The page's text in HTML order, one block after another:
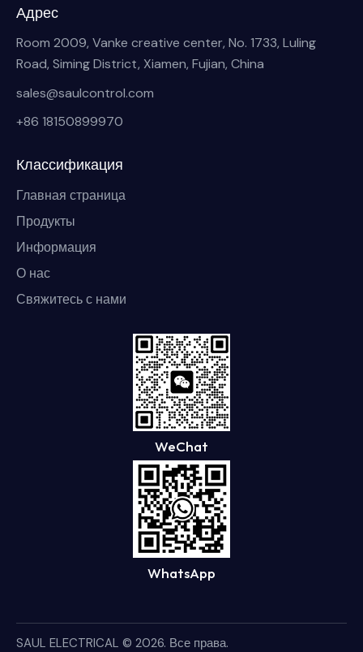
Адрес
Room 2009, Vanke creative center, No. 1733, Luling
Road, Siming District, Xiamen, Fujian, China
sales@saulcontrol.com
+86 18150899970
Классификация
Главная страница
Продукты
Информация
О нас
Свяжитесь с нами
WeChat
WhatsApp
SAUL ELECTRICAL © 2026. Все права.